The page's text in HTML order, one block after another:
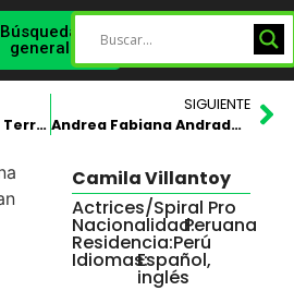
Búsqueda
general
Angela Nicole Rojas Terrones
SIGUIENTE
Andrea Fabiana Andrade Infante
Camila Villantoy
Actrices/Spiral Pro
Nacionalidad:Peruana
Residencia:Perú
Idiomas:Español,
inglés